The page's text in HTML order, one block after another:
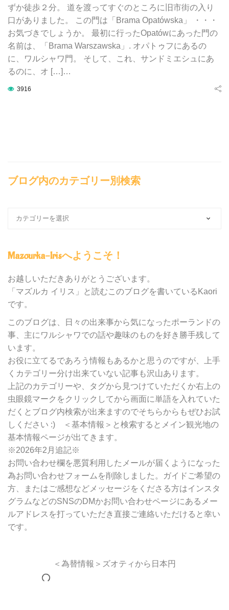
ずか徒歩２分。 道を渡ってすぐのところに旧市街の入り
口がありました。 この門は「Brama Opatówska」 ・・・
お気づきでしょうか。 最初に行ったOpatówにあった門の
名前は、「Brama Warszawska」. オパトゥフにあるの
に、ワルシャワ門。 そして、これ、サンドミエシュにあ
るのに、オ […]…
3916
ブログ内のカテゴリー別検索
の
テ
ゴ
ー
別
検
索
Mazourka-Irisへようこそ！
お越しいただきありがとうございます。
「マズルカ イリス」と読むこのブログを書いているKaori
です。
このブログは、日々の出来事から気になったポーランドの
事、主にワルシャワでの話や趣味のものを好き勝手残して
います。
お役に立てるであろう情報もあるかと思うのですが、上手
くカテゴリー分け出来ていない記事も沢山あります。
上記のカテゴリーや、タグから見つけていただくか右上の
虫眼鏡マークをクリックしてから画面に単語を入れていた
だくとブログ内検索が出来ますのでそちらからもぜひお試
しください :) ＜基本情報＞と検索するとメイン観光地の
基本情報ページが出てきます。
※2026年2月追記※
お問い合わせ欄を悪質利用したメールが届くようになった
為お問い合わせフォームを削除しました。ガイドご希望の
方、またはご感想などメッセージをくださる方はインスタ
グラムなどのSNSのDMかお問い合わせページにあるメー
ルアドレスを打っていただき直接ご連絡いただけると幸い
です。
＜為替情報＞ズオティから日本円